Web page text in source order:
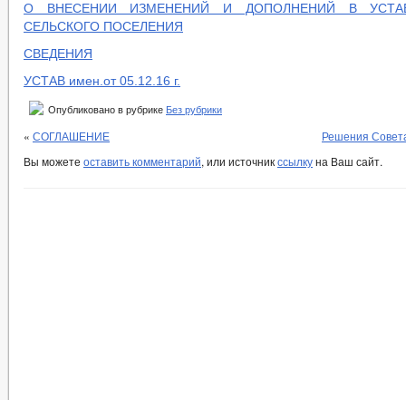
О ВНЕСЕНИИ ИЗМЕНЕНИЙ И ДОПОЛНЕНИЙ В
СЕЛЬСКОГО ПОСЕЛЕНИЯ
СВЕДЕНИЯ
УСТАВ имен.от 05.12.16 г.
Опубликовано в рубрике Без рубрики
« СОГЛАШЕНИЕ
Решения
Вы можете оставить комментарий, или источникссылкуна Ваш сайт.